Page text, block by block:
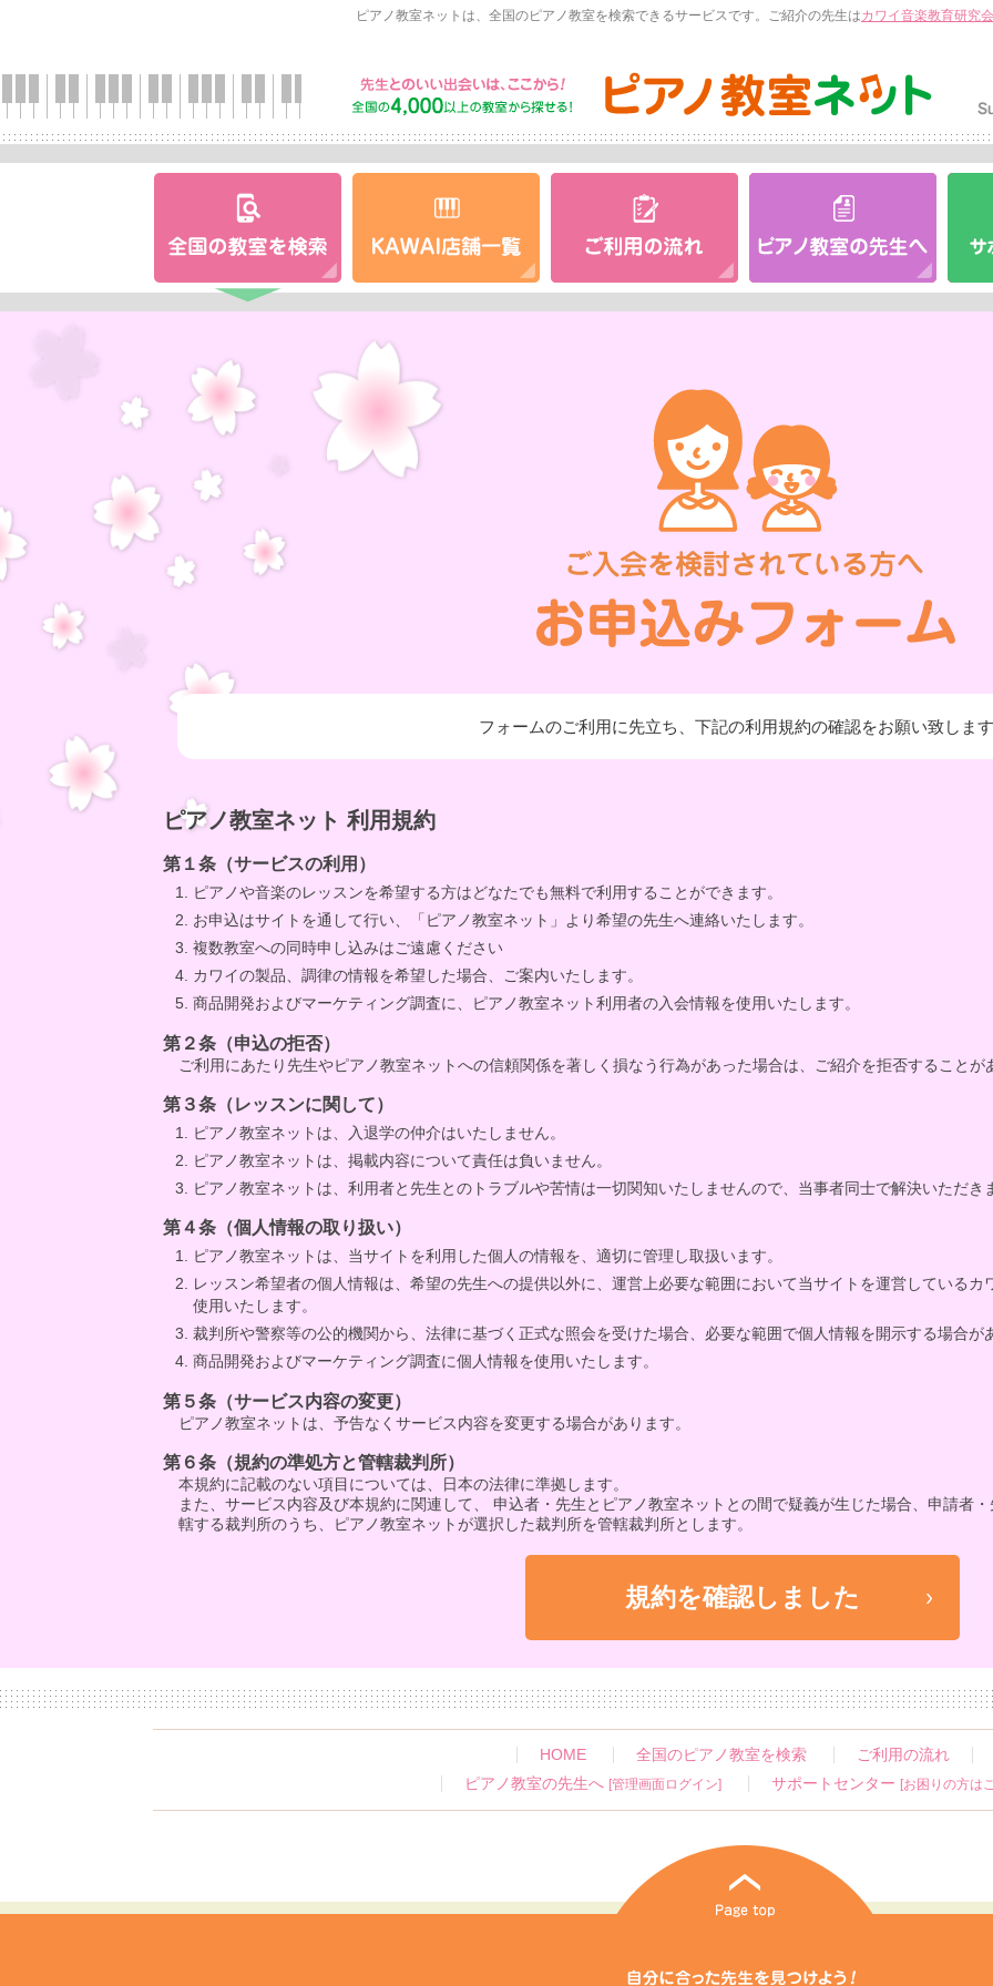
ピアノ教室ネットは、全国のピアノ教室を検索できるサービスです。ご紹介の先生はカワイ音楽教育研究会
フォームのご利用に先立ち、下記の利用規約の確認をお願い致しま
ピアノ教室ネット 利用規約
第１条（サービスの利用）
ピアノや音楽のレッスンを希望する方はどなたでも無料で利用することができます。
お申込はサイトを通して行い、「ピアノ教室ネット」より希望の先生へ連絡いたします。
複数教室への同時申し込みはご遠慮ください
カワイの製品、調律の情報を希望した場合、ご案内いたします。
商品開発およびマーケティング調査に、ピアノ教室ネット利用者の入会情報を使用いたします。
第２条（申込の拒否）
ご利用にあたり先生やピアノ教室ネットへの信頼関係を著しく損なう行為があった場合は、ご紹介を拒否することが
第３条（レッスンに関して）
ピアノ教室ネットは、入退学の仲介はいたしません。
ピアノ教室ネットは、掲載内容について責任は負いません。
ピアノ教室ネットは、利用者と先生とのトラブルや苦情は一切関知いたしませんので、当事者同士で解決いただき
第４条（個人情報の取り扱い）
ピアノ教室ネットは、当サイトを利用した個人の情報を、適切に管理し取扱います。
レッスン希望者の個人情報は、希望の先生への提供以外に、運営上必要な範囲において当サイトを運営している
使用いたします。
裁判所や警察等の公的機関から、法律に基づく正式な照会を受けた場合、必要な範囲で個人情報を開示する場合が
商品開発およびマーケティング調査に個人情報を使用いたします。
第５条（サービス内容の変更）
ピアノ教室ネットは、予告なくサービス内容を変更する場合があります。
第６条（規約の準処方と管轄裁判所）
本規約に記載のない項目については、日本の法律に準拠します。
また、サービス内容及び本規約に関連して、 申込者・先生とピアノ教室ネットとの間で疑義が生じた場合、申請者
轄する裁判所のうち、ピアノ教室ネットが選択した裁判所を管轄裁判所とします。
HOME 全国のピアノ教室を検索
ご利用の流れ
ピアノ教室の先生へ [管理画面ログイン] サポートセンター [お困りの方は